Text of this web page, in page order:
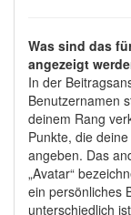
Was sind das
angezeigt
In der
Benutzernamen
deinem Rang
Punkte, die
angeben. Das
„Avatar“
ein persönliches
unterschiedlich